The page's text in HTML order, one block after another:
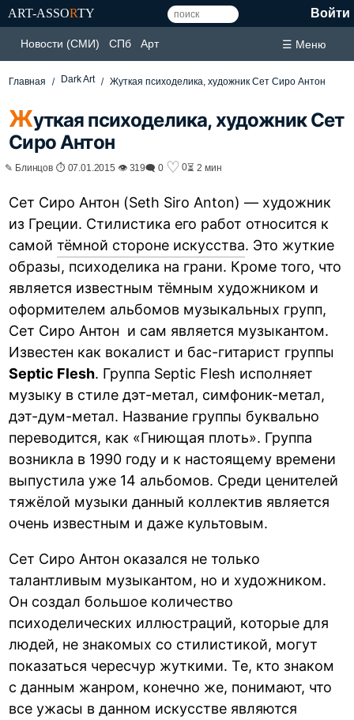
ART-ASSORTY Войти
Новости (СМИ) СПб Арт ☰ Меню
Главная Dark Art Жуткая психоделика, художник Сет Сиро Антон
Жуткая психоделика, художник Сет
Сиро Антон
✎ Блинцов ⏱ 07.01.2015 👁 319🗨 0 ♡ 0⏳ 2 мин
Сет Сиро Антон (Seth Siro Anton) — художник
из Греции. Стилистика его работ относится к
самойтёмной стороне искусства. Это жуткие
образы, психоделика на грани. Кроме того, что
является известным тёмным художником и
оформителем альбомов музыкальных групп,
Сет Сиро Антон и сам является музыкантом.
Известен как вокалист и бас-гитарист группы
Septic Flesh. Группа Septic Flesh исполняет
музыку в стиле дэт-метал, симфоник-метал,
дэт-дум-метал. Название группы буквально
переводится, как «Гниющая плоть». Группа
возникла в 1990 году и к настоящему времени
выпустила уже 14 альбомов. Среди ценителей
тяжёлой музыки данный коллектив является
очень известным и даже культовым.
Сет Сиро Антон оказался не только
талантливым музыкантом, но и художником.
Он создал большое количество
психоделических иллюстраций, которые для
людей, не знакомых со стилистикой, могут
показаться чересчур жуткими. Те, кто знаком
с данным жанром, конечно же, понимают, что
все ужасы в данном искусстве являются